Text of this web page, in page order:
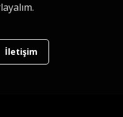
İletişim